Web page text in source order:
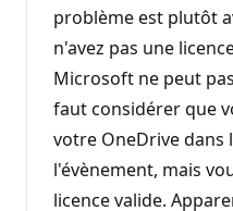
problème est plutôt
n'avez pas une
Microsoft ne peut
faut considérer que
votre OneDrive dans
l'évènement, mais
licence valide.